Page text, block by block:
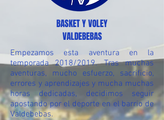
BASKET Y VOLEY
VALDEBEBAS
Empezamos esta aventura en la
temporada 2018/2019. Tras muchas
aventuras, mucho esfuerzo, sacrificio,
errores y aprendizajes y mucha muchas
horas dedicadas, decidimos seguir
apostando por el deporte en el barrio de
Valdebebas.